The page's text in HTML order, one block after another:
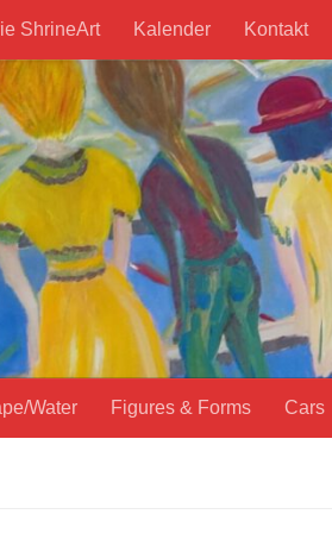
ShrineArt Kalender Kontakt
Water Figures & Forms Cars